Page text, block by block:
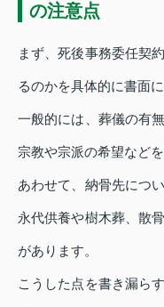
の注意点
まず、死後事務委任契
るのかを具体的に書面
一般的には、葬儀の有
宗教や宗派の希望など
あわせて、納骨先につ
永代供養や樹木葬、散
があります。
こうした点を書き漏ら